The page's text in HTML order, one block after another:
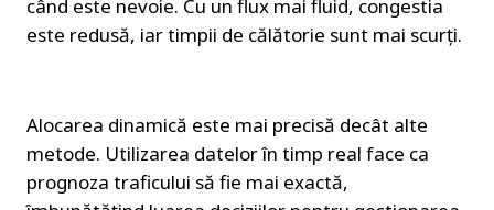
când este nevoie. Cu un flux mai fluid, congestia
este redusă, iar timpii de călătorie sunt mai scurți.
Alocarea dinamică este mai precisă decât alte
metode. Utilizarea datelor în timp real face ca
prognoza traficului să fie mai exactă,